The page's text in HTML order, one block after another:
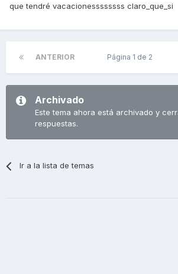
que tendré vacacionessssssss claro_que_si
ANTERIOR Página 1 de 2
Archivado
Este tema ahora está archivado y
respuestas.
Ir a la lista de temas